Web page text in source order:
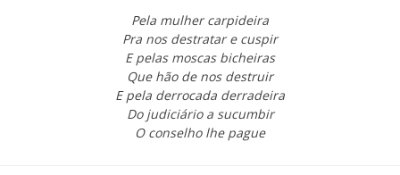
Pela mulher carpideira
Pra nos destratar e cuspir
E pelas moscas bicheiras
Que hão de nos destruir
E pela derrocada derradeira
Do judiciário a sucumbir
O conselho lhe pague